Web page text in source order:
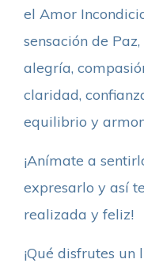
el Amor
sensación de
alegría,
claridad,
equilibrio y
¡Anímate a
expresarlo y así
realizada y feliz!
¡Qué disfrutes un